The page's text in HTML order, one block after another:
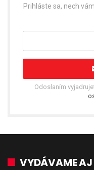
Prihláste sa, nech
Odoslaním
VYDÁVAME AJ